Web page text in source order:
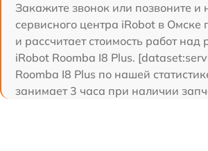
Закажите звонок или позвоните и
сервисного центра iRobot в Омске
и рассчитает стоимость работ над
iRobot Roomba I8 Plus.
Roomba I8 Plus по нашей
занимает 3 часа при наличии